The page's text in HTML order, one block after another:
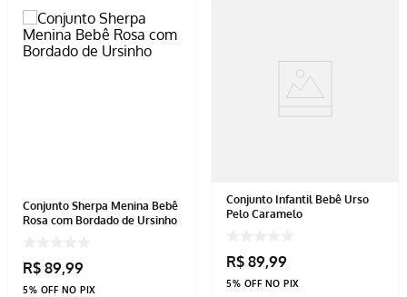
Conjunto Sherpa Menina Bebê
Rosa com Bordado de Ursinho
R$ 89,99
5% OFF NO PIX
Conjunto Infantil Bebê Urso
Pelo Caramelo
R$ 89,99
5% OFF NO PIX